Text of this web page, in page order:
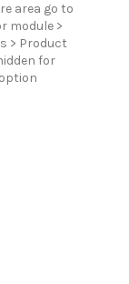
area go to
module >
> Product
for